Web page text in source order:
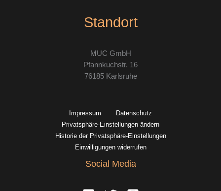
Standort
MUC GmbH
Pfannkuchstr. 16
76185 Karlsruhe
Impressum
Datenschutz
Privatsphäre-Einstellungen ändern
Historie der Privatsphäre-Einstellungen
Einwilligungen widerrufen
Social Media